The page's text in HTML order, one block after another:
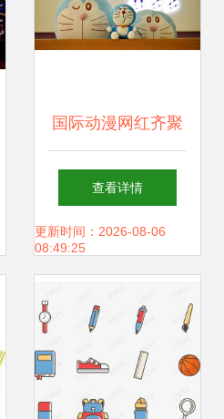
国际动漫网红齐聚
温州 门票免费超燃
购，动漫好物嗨不
查看详情
更新时间：2026-08-06
08:49:25